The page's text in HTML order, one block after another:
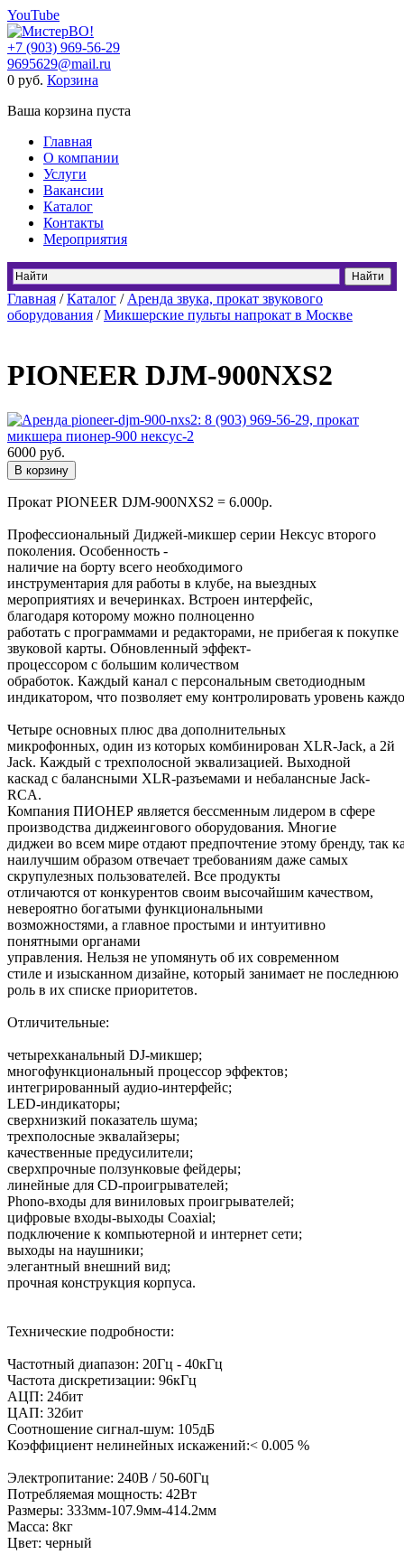
YouTube
+7 (903) 969-56-29
9695629@mail.ru
0 руб. Корзина
Ваша корзина пуста
Главная
О компании
Услуги
Вакансии
Каталог
Контакты
Мероприятия
Главная /Каталог / Аренда звука, прокат звукового
оборудования /Микшерские пульты напрокат в Москве
PIONEER DJM-900NXS2
6000 руб.
В корзину
Прокат PIONEER DJM-900NXS2 = 6.000р.
Профессиональный Диджей-микшер серии Нексус второго
поколения. Особенность -
наличие на борту всего необходимого
инструментария для работы в клубе, на выездных
мероприятиях и вечеринках. Встроен интерфейс,
благодаря которому можно полноценно
работать с программами и редакторами, не прибегая к покупке
звуковой карты. Обновленный эффект-
процессором с большим количеством
обработок. Каждый канал с персональным светодиодным
индикатором, что позволяет ему контролировать уровень
Четыре основных плюс два дополнительных
микрофонных, один из которых комбинирован XLR-Jack, а 2й
Jack. Каждый с трехполосной эквализацией. Выходной
каскад с балансными XLR-разъемами и небалансные Jack-
RCA.
Компания ПИОНЕР является бессменным лидером в сфере
производства диджеингового оборудования. Многие
диджеи во всем мире отдают предпочтение этому бренду, так
наилучшим образом отвечает требованиям даже самых
скрупулезных пользователей. Все продукты
отличаются от конкурентов своим высочайшим качеством,
невероятно богатыми функциональными
возможностями, а главное простыми и интуитивно
понятными органами
управления. Нельзя не упомянуть об их современном
стиле и изысканном дизайне, который занимает не последнюю
роль в их списке приоритетов.
Отличительные:
четырехканальный DJ-микшер;
многофункциональный процессор эффектов;
интегрированный аудио-интерфейс;
LED-индикаторы;
сверхнизкий показатель шума;
трехполосные эквалайзеры;
качественные предусилители;
сверхпрочные ползунковые фейдеры;
линейные для CD-проигрывателей;
Phono-входы для виниловых проигрывателей;
цифровые входы-выходы Coaxial;
подключение к компьютерной и интернет сети;
выходы на наушники;
элегантный внешний вид;
прочная конструкция корпуса.
Технические подробности:
Частотный диапазон: 20Гц - 40кГц
Частота дискретизации: 96кГц
АЦП: 24бит
ЦАП: 32бит
Соотношение сигнал-шум: 105дБ
Коэффициент нелинейных искажений:< 0.005 %
Электропитание: 240В / 50-60Гц
Потребляемая мощность: 42Вт
Размеры: 333мм-107.9мм-414.2мм
Масса: 8кг
Цвет: черный